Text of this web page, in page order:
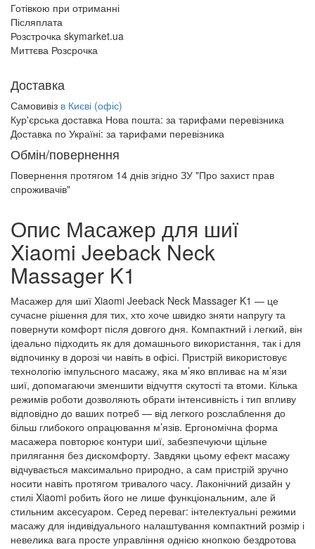
Готівкою при отриманні
Післяплата
Розстрочка skymarket.ua
Миттєва Розсрочка
Доставка
Самовивіз в Києві (офіс)
Кур'єрська доставка Нова пошта: за тарифами перевізника
Доставка по Україні: за тарифами перевізника
Обмін/повернення
Повернення протягом 14 днів згідно ЗУ "Про захист прав
спроживачів"
Опис Масажер для шиї
Xiaomi Jeeback Neck
Massager K1
Масажер для шиї Xiaomi Jeeback Neck Massager K1 — це
сучасне рішення для тих, хто хоче швидко зняти напругу та
повернути комфорт після довгого дня. Компактний і легкий, він
ідеально підходить як для домашнього використання, так і для
відпочинку в дорозі чи навіть в офісі. Пристрій використовує
технологію імпульсного масажу, яка м’яко впливає на м’язи
шиї, допомагаючи зменшити відчуття скутості та втоми. Кілька
режимів роботи дозволяють обрати інтенсивність і тип впливу
відповідно до ваших потреб — від легкого розслаблення до
більш глибокого опрацювання м’язів. Ергономічна форма
масажера повторює контури шиї, забезпечуючи щільне
прилягання без дискомфорту. Завдяки цьому ефект масажу
відчувається максимально природно, а сам пристрій зручно
носити навіть протягом тривалого часу. Лаконічний дизайн у
стилі Xiaomi робить його не лише функціональним, але й
стильним аксесуаром. Серед переваг: інтелектуальні режими
масажу для індивідуального налаштування компактний розмір і
невелика вага просте управління однією кнопкою бездротова